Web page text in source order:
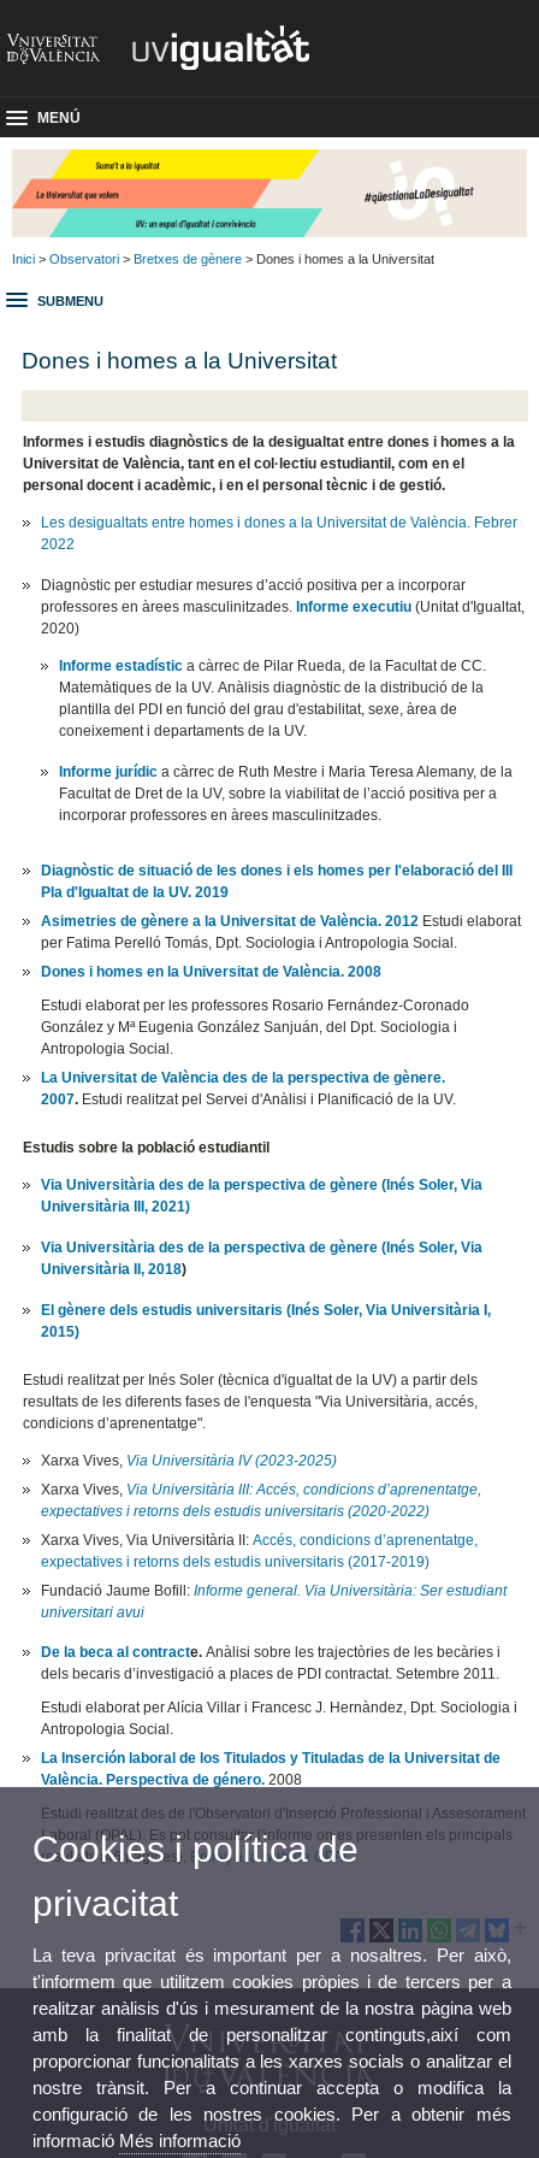
MENÚ
Inici > Observatori > Bretxes de gènere > Dones i homes a la Universitat
SUBMENU
Dones i homes a la Universitat
Informes i estudis diagnòstics de la desigualtat entre dones i homes a la
Universitat de València, tant en el col·lectiu estudiantil, com en el
personal docent i acadèmic, i en el personal tècnic i de gestió.
Les desigualtats entre homes i dones a la Universitat de València. Febrer
2022
Diagnòstic per estudiar mesures d’acció positiva per a incorporar
professores en àrees masculinitzades. Informe executiu (Unitat d'Igualtat,
2020)
Informe estadístic a càrrec de Pilar Rueda, de la Facultat de CC.
Matemàtiques de la UV. Anàlisis diagnòstic de la distribució de la
plantilla del PDI en funció del grau d'estabilitat, sexe, àrea de
coneixement i departaments de la UV.
Informe jurídic a càrrec de Ruth Mestre i Maria Teresa Alemany, de la
Facultat de Dret de la UV, sobre la viabilitat de l’acció positiva per a
incorporar professores en àrees masculinitzades.
Diagnòstic de situació de les dones i els homes per l'elaboració del III
Pla d'Igualtat de la UV. 2019
Asimetries de gènere a la Universitat de València. 2012 Estudi elaborat
per Fatima Perelló Tomás, Dpt. Sociologia i Antropologia Social.
Dones i homes en la Universitat de València. 2008
Estudi elaborat per les professores Rosario Fernández-Coronado
González y Mª Eugenia González Sanjuán, del Dpt. Sociologia i
Antropologia Social.
La Universitat de València des de la perspectiva de gènere.
2007. Estudi realitzat pel Servei d'Anàlisi i Planificació de la UV.
Estudis sobre la població estudiantil
Via Universitària des de la perspectiva de gènere (Inés Soler, Via
Universitària III, 2021)
Via Universitària des de la perspectiva de gènere (Inés Soler, Via
Universitària II, 2018)
El gènere dels estudis universitaris (Inés Soler, Via Universitària I,
2015)
Estudi realitzat per Inés Soler (tècnica d'igualtat de la UV) a partir dels
resultats de les diferents fases de l'enquesta "Via Universitària, accés,
condicions d’aprenentatge".
Xarxa Vives, Via Universitària IV (2023-2025)
Xarxa Vives, Via Universitària III: Accés, condicions d’aprenentatge,
expectatives i retorns dels estudis universitaris (2020-2022)
Xarxa Vives, Via Universitària II:Accés, condicions d’aprenentatge,
expectatives i retorns dels estudis universitaris (2017-2019)
Fundació Jaume Bofill:Informe general. Via Universitària: Ser estudiant
universitari avui
De la beca al contracte.Anàlisi sobre les trajectòries de les becàries i
dels becaris d’investigació a places de PDI contractat. Setembre 2011.
Estudi elaborat per Alícia Villar i Francesc J. Hernàndez, Dpt. Sociologia i
Antropologia Social.
La Inserción laboral de los Titulados y Tituladas de la Universitat de
València. Perspectiva de género. 2008
Estudi realitzat des de l'Observatori d'Inserció Professional i Assesorament
Laboral (OPAL). Es pot consultar l'informe on es presenten els principals
resultats (46 pàgines). Enllaç a la web de OPAL
Unitat d'Igualtat
Cookies i política de
privacitat
La teva privacitat és important per a nosaltres. Per això,
t'informem que utilitzem cookies pròpies i de tercers per a
realitzar anàlisis d'ús i mesurament de la nostra pàgina web
amb la finalitat de personalitzar continguts,així com
proporcionar funcionalitats a les xarxes socials o analitzar el
nostre trànsit. Per a continuar accepta o modifica la
configuració de les nostres cookies. Per a obtenir més
informació Més informació